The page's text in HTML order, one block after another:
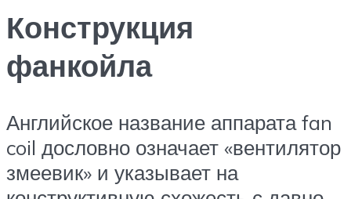
Конструкция
фанкойла
Английское название аппарата fan
coil дословно означает «вентилятор
змеевик» и указывает на